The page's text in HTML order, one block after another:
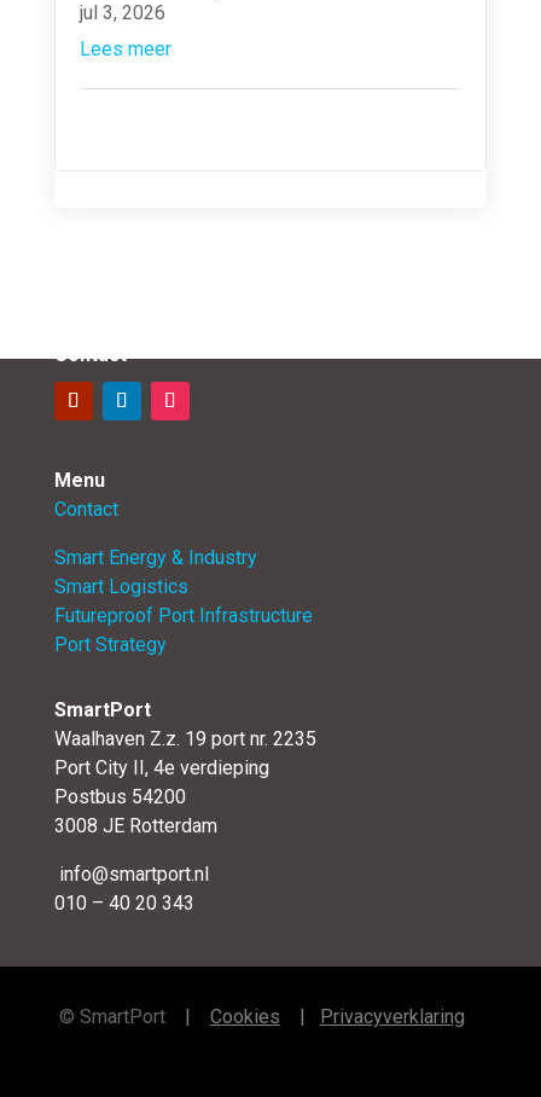
jul 3, 2026
Lees meer
Contact
Menu
Contact
Smart Energy & Industry
Smart Logistics
Futureproof Port Infrastructure
Port Strategy
SmartPort
Waalhaven Z.z. 19 port nr. 2235
Port City II, 4e verdieping
Postbus 54200
3008 JE Rotterdam
info@smartport.nl
010 – 40 20 343
© SmartPort | Cookies | Privacyverklaring